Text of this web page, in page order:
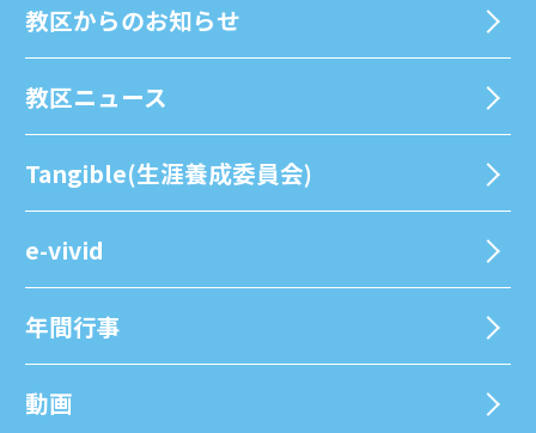
教区からのお知らせ
教区ニュース
Tangible(生涯養成委員会)
e-vivid
年間⾏事
動画